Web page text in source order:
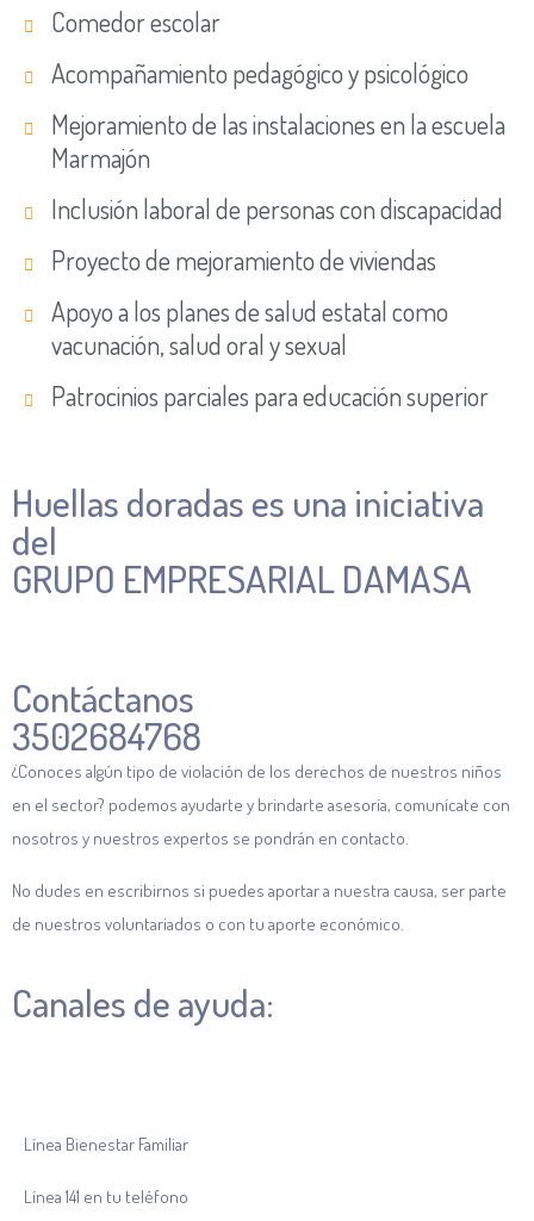
Comedor escolar
Acompañamiento pedagógico y psicológico
Mejoramiento de las instalaciones en la escuela
Marmajón
Inclusión laboral de personas con discapacidad
Proyecto de mejoramiento de viviendas
Apoyo a los planes de salud estatal como
vacunación, salud oral y sexual
Patrocinios parciales para educación superior
Huellas doradas es una iniciativa
del
GRUPO EMPRESARIAL DAMASA
Contáctanos
3502684768
¿Conoces algún tipo de violación de los derechos de nuestros niños
en el sector? podemos ayudarte y brindarte asesoría, comunícate con
nosotros y nuestros expertos se pondrán en contacto.
No dudes en escribirnos si puedes aportar a nuestra causa, ser parte
de nuestros voluntariados o con tu aporte económico.
Canales de ayuda:
Línea Bienestar Familiar
Línea 141 en tu teléfono